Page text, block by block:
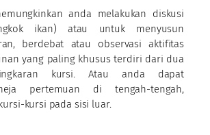
anda melakukan diskusi
ikan) atau untuk menyusun
berdebat atau observasi aktifitas
yang paling khusus terdiri dari dua
kursi. Atau anda dapat
pertemuan di tengah-tengah,
kursi pada sisi luar.